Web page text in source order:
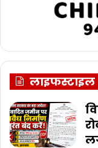
लाइफस्टाइल